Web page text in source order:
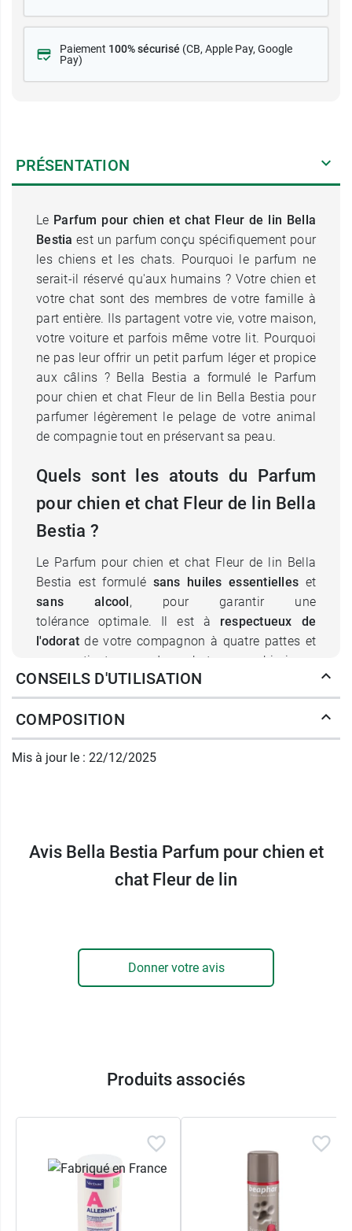
Paiement 100% sécurisé (CB, Apple Pay, Google
Pay)
PRÉSENTATION
Le Parfum pour chien et chat Fleur de lin Bella
Bestiaest un parfum conçu spécifiquement pour
les chiens et les chats. Pourquoi le parfum ne
serait-il réservé qu'aux humains ? Votre chien et
votre chat sont des membres de votre famille à
part entière. Ils partagent votre vie, votre maison,
votre voiture et parfois même votre lit. Pourquoi
ne pas leur offrir un petit parfum léger et propice
aux câlins ? Bella Bestia a formulé le Parfum
pour chien et chat Fleur de lin Bella Bestia pour
parfumer légèrement le pelage de votre animal
de compagnie tout en préservant sa peau.
Quels sont les atouts du Parfum
pour chien et chat Fleur de lin Bella
Bestia ?
Le Parfum pour chien et chat Fleur de lin Bella
Bestia est formulé sans huiles essentielles et
sans alcool, pour garantir une
tolérance optimale. Il est à respectueux de
l'odoratde votre compagnon à quatre pattes et
ne contient pas de substances chimiques
potentiellement allergisantes, irritantes ou
toxiques. Formulé à partir d'ingrédients d'origine
naturelle, ce parfum concentré à 10% assure une
tenue longue durée, sans perturber l'odorat si
précieux dans la vie quotidienne de nos animaux
parfumer directement le pelage de votre animal
ou les plaids, paniers et coussins qu'il
et délicate.
Le parfum pour chien Fleur de lin Bella Bestia est
par un maitre parfumeur. Safragrance doucea
été créée pour respecter l'odorat de votre chien.
En notes de tête, l'aubépine et la fleur de cassis
apportent desnotes douces d'amandeet de fruit
gourmand, pour un abord doux et chaleureux.
Les notes de cœur font la part belle aux
CONSEILS D'UTILISATION
COMPOSITION
Mis à jour le : 22/12/2025
Avis Bella Bestia Parfum pour chien et
chat Fleur de lin
Donner votre avis
Produits associés